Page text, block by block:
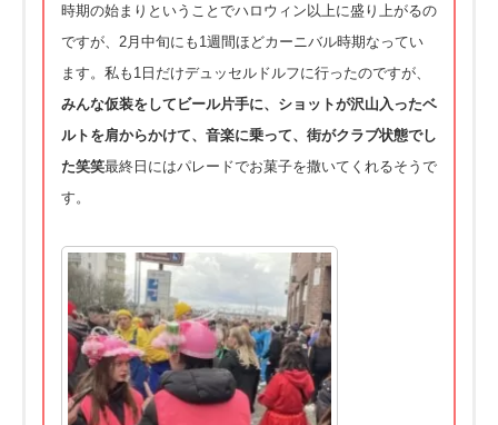
時期の始まりということでハロウィン以 上に盛り上がるの
ですが、 2月中旬にも1週間ほどカーニバル時期なってい
ます。 私も1日だけデュッセルドルフに行ったのですが、
みんな仮装をしてビール片手に、 ショットが沢山入ったベ
ルトを肩からかけて、音楽に乗って、 街がクラブ状態でし
た笑笑最終日にはパレードでお菓子を撒いてく れるそうで
す。